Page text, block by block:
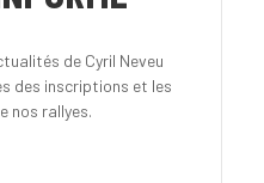
de Cyril Neveu
des inscriptions et les
nos rallyes.